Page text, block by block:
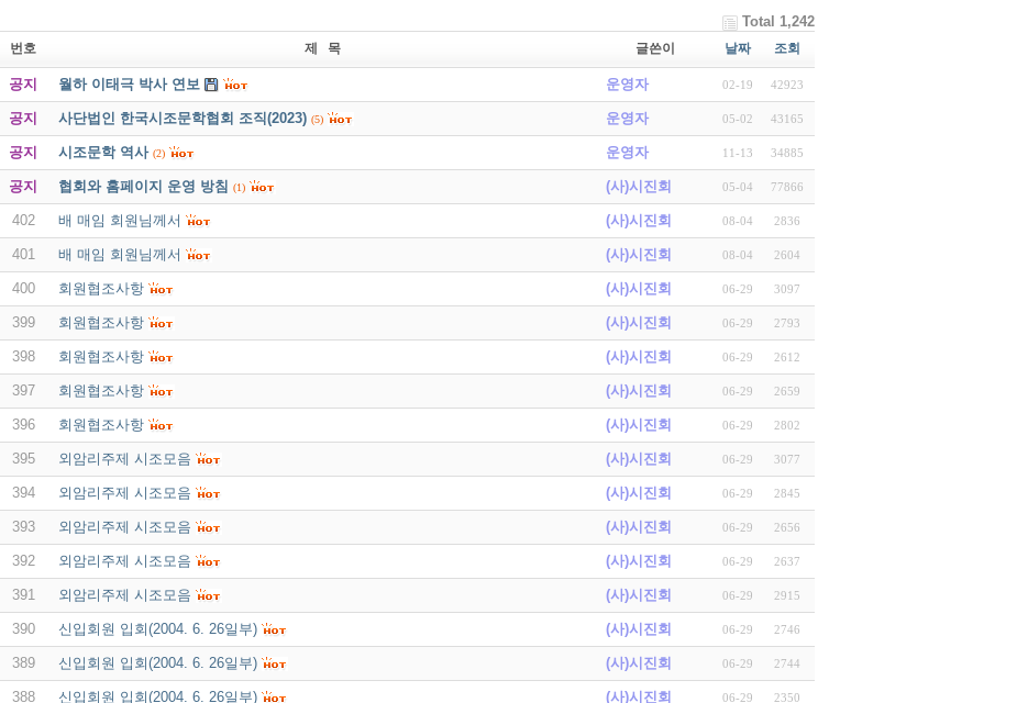
Total 1,242
번호 제 목 글쓴이 날짜 조회
공지 월하 이태극 박사 연보 운영자 02-19 42923
공지 사단법인 한국시조문학협회 조직(2023) (5) 운영자 05-02 43165
공지 시조문학 역사 (2) 운영자 11-13 34885
공지 협회와 홈페이지 운영 방침 (1) (사)시진회 05-04 77866
402 배 매임 회원님께서 (사)시진회 08-04 2836
401 배 매임 회원님께서 (사)시진회 08-04 2604
400 회원협조사항 (사)시진회 06-29 3097
399 회원협조사항 (사)시진회 06-29 2793
398 회원협조사항 (사)시진회 06-29 2612
397 회원협조사항 (사)시진회 06-29 2659
396 회원협조사항 (사)시진회 06-29 2802
395 외암리주제 시조모음 (사)시진회 06-29 3077
394 외암리주제 시조모음 (사)시진회 06-29 2845
393 외암리주제 시조모음 (사)시진회 06-29 2656
392 외암리주제 시조모음 (사)시진회 06-29 2637
391 외암리주제 시조모음 (사)시진회 06-29 2915
390 신입회원 입회(2004. 6. 26일부) (사)시진회 06-29 2746
389 신입회원 입회(2004. 6. 26일부) (사)시진회 06-29 2744
388 신입회원 입회(2004. 6. 26일부) (사)시진회 06-29 2350